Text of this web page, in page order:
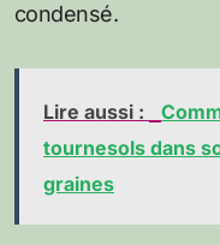
condensé.
Lire aussi :
tournesols dans
graines